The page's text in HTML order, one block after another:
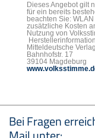
Dieses Angebot gilt
für ein bereits
beachten Sie:
zusätzliche Kosten
Nutzung von
Mitteldeutsche
Bahnhofstr. 17
39104 Magdeburg
Bei Fragen